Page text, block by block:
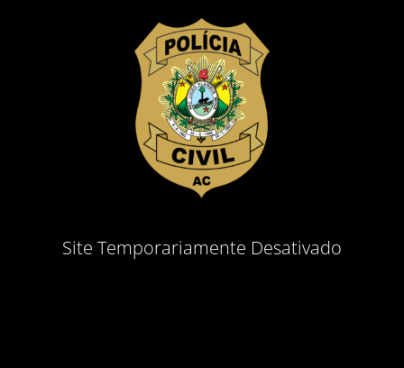
Site Temporariamente Desativado